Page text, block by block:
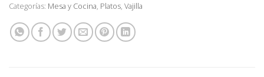
Categorías: Mesa y Cocina, Platos, Vajilla